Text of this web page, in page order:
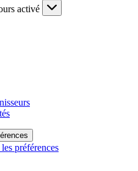
activé
préférences